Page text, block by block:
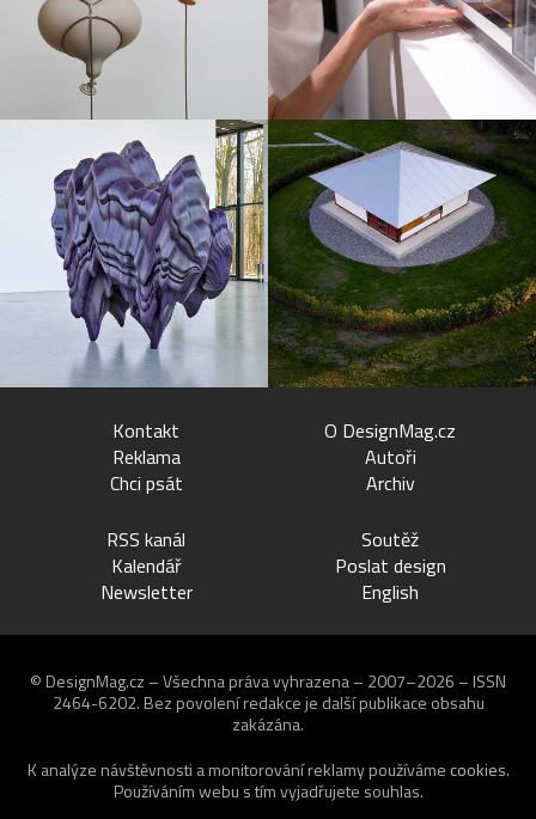
Kontakt
Reklama
Chci psát
O DesignMag.cz
Autoři
Archiv
RSS kanál
Kalendář
Newsletter
Soutěž
Poslat design
English
© DesignMag.cz – Všechna práva vyhrazena – 2007–2026 – ISSN
2464-6202. Bez povolení redakce je další publikace obsahu
zakázána.
K analýze návštěvnosti a monitorování reklamy používáme cookies.
Používáním webu s tím vyjadřujete souhlas.